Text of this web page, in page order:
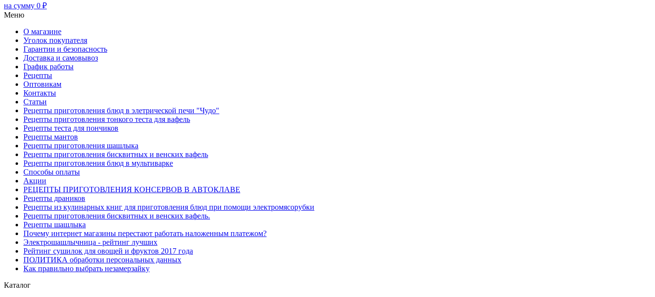
на сумму 0 ₽
Меню
О магазине
Уголок покупателя
Гарантии и безопасность
Доставка и самовывоз
График работы
Рецепты
Оптовикам
Контакты
Статьи
Рецепты приготовления блюд в элетрической печи "Чудо"
Рецепты приготовления тонкого теста для вафель
Рецепты теста для пончиков
Рецепты мантов
Рецепты приготовления шашлыка
Рецепты приготовления бисквитных и венских вафель
Рецепты приготовления блюд в мультиварке
Способы оплаты
Акции
РЕЦЕПТЫ ПРИГОТОВЛЕНИЯ КОНСЕРВОВ В АВТОКЛАВЕ
Рецепты драников
Рецепты из кулинарных книг для приготовления блюд при помощи электромясорубки
Рецепты приготовления бисквитных и венских вафель.
Рецепты шашлыка
Почему интернет магазины перестают работать наложенным платежом?
Электрошашлычница - рейтинг лучших
Рейтинг сушилок для овощей и фруктов 2017 года
ПОЛИТИКА обработки персональных данных
Как правильно выбрать незамерзайку
Каталог